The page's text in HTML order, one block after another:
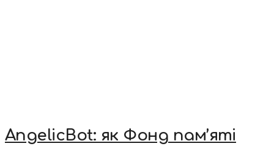
AngelicBot: як Фонд пам’яті